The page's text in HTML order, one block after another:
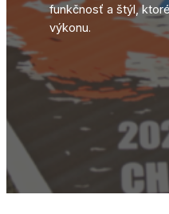
funkčnosť a štýl,
výkonu.